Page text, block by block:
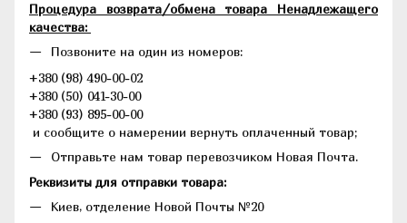
Процедура возврата/обмена товара Ненадлежащего
качества:
Позвоните на один из номеров:
+380 (98) 490-00-02
+380 (50) 041-30-00
+380 (93) 895-00-00
и сообщите о намерении вернуть оплаченный товар;
Отправьте нам товар перевозчиком Новая Почта.
Реквизиты для отправки товара:
Киев, отделение Новой Почты №20